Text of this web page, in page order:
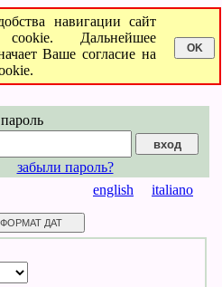
навигации сайт
Дальнейшее
Ваше согласие на
пароль
забыли пароль?
english italiano